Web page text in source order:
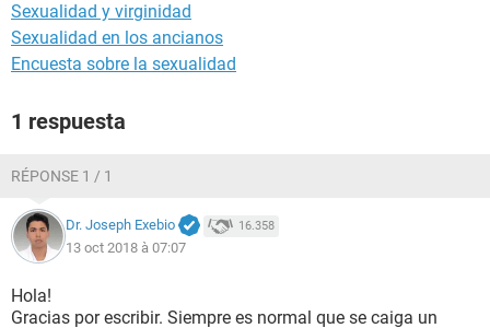
Sexualidad y virginidad
Sexualidad en los ancianos
Encuesta sobre la sexualidad
1 respuesta
RÉPONSE 1 / 1
Dr. Joseph Exebio 16.358
13 oct 2018 à 07:07
Hola!
Gracias por escribir. Siempre es normal que se caiga un